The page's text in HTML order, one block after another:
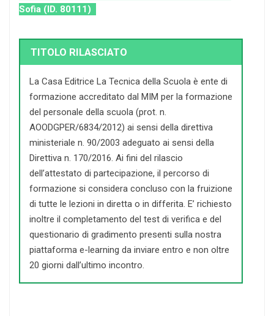
Sofia (ID. 80111)
TITOLO RILASCIATO
La Casa Editrice La Tecnica della Scuola è ente di
formazione accreditato dal MIM per la formazione
del personale della scuola (prot. n.
AOODGPER/6834/2012) ai sensi della direttiva
ministeriale n. 90/2003 adeguato ai sensi della
Direttiva n. 170/2016. Ai fini del rilascio
dell’attestato di partecipazione, il percorso di
formazione si considera concluso con la fruizione
di tutte le lezioni in diretta o in differita. E’ richiesto
inoltre il completamento del test di verifica e del
questionario di gradimento presenti sulla nostra
piattaforma e-learning da inviare entro e non oltre
20 giorni dall’ultimo incontro.